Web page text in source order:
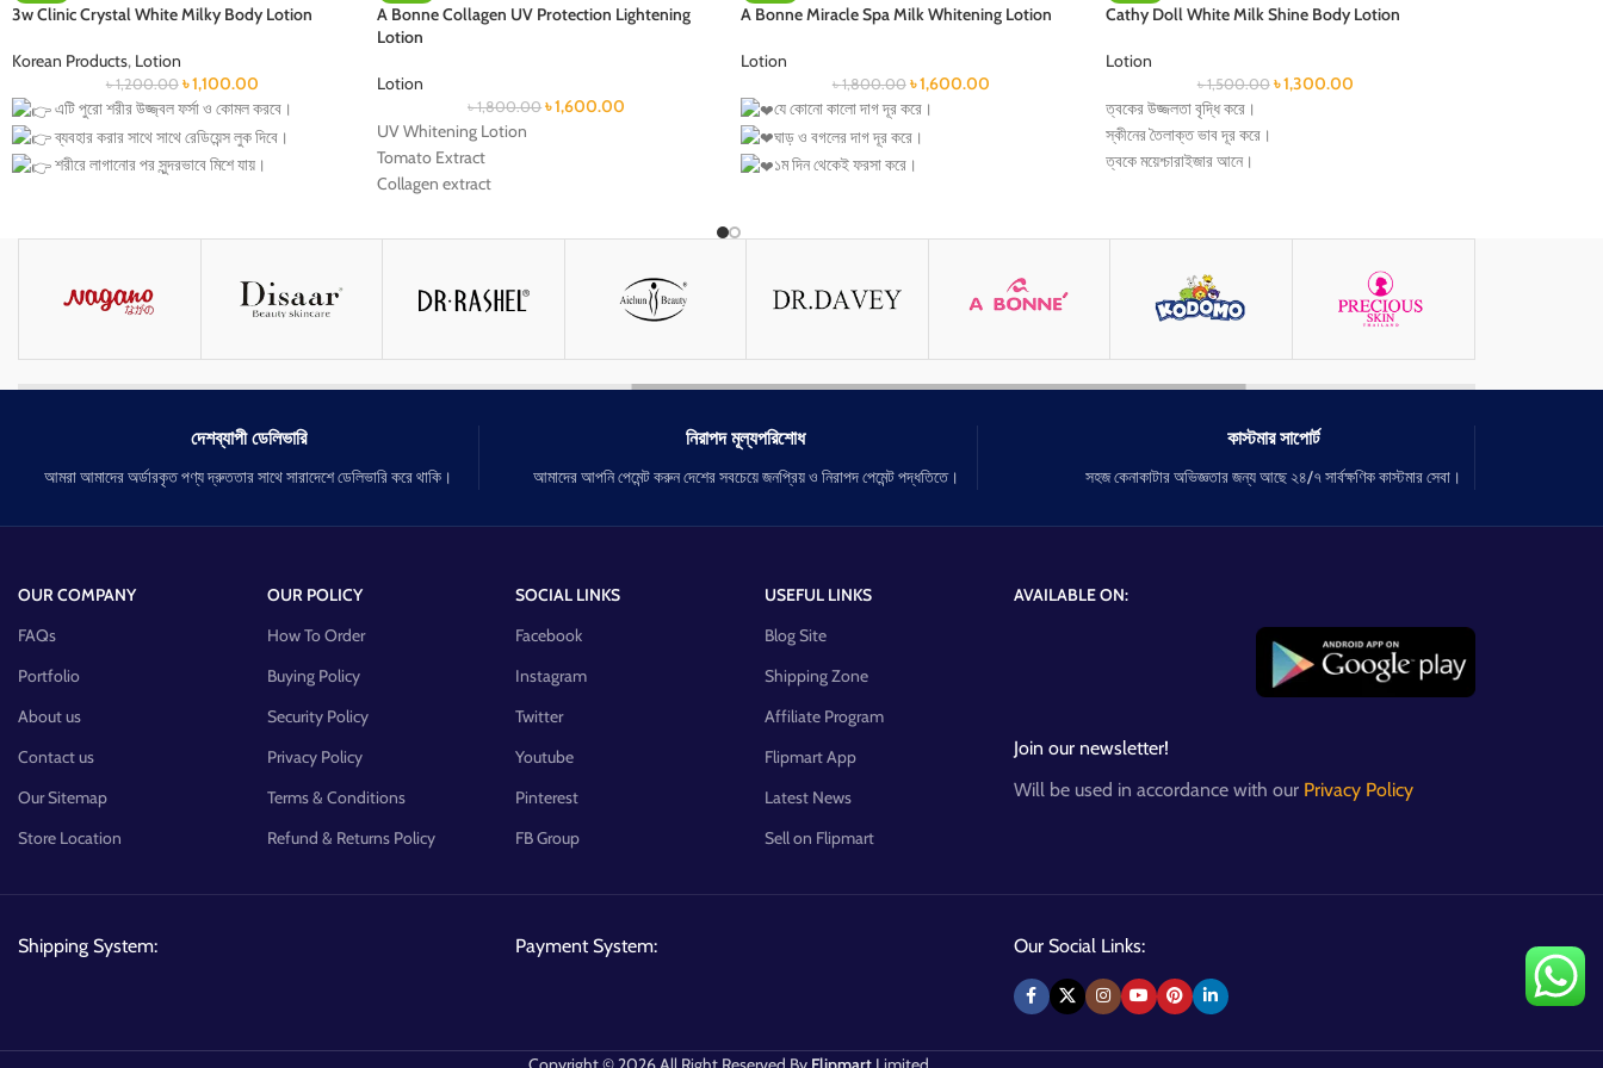
3w Clinic Crystal White Milky Body Lotion
Korean Products, Lotion
৳1,200.00 ৳1,100.00
এটি পুরো শরীর উজ্জ্বল ফর্সা ও কোমল করবে।
ব্যবহার করার সাথে সাথে রেডিয়েন্স লুক দিবে।
শরীরে লাগানোর পর সুন্দরভাবে মিশে যায়।
ত্বককে টানটান করবে।
ত্বককে মোটা করবে।
A Bonne Collagen UV Protection Lightening
Lotion
Lotion
৳1,800.00 ৳1,600.00
UV Whitening Lotion
Tomato Extract
Collagen extract
3x Whitening Firming Skin
Tomato Extract
A Bonne Miracle Spa Milk Whitening Lotion
Lotion
৳1,800.00 ৳1,600.00
যে কোনো কালো দাগ দূর করে।
ঘাড় ও বগলের দাগ দূর করে।
১ম দিন থেকেই ফরসা করে।
ছেলে-মেয়ে উভয়ে ব্যবহার করতে পারবে।
Cathy Doll White Milk Shine Body Lotion
Lotion
৳1,500.00 ৳1,300.00
ত্বকের উজ্জলতা বৃদ্ধি করে।
স্কীনের তৈলাক্ত ভাব দূর করে।
ত্বকে ময়েশ্চারাইজার আনে।
ত্বক হয় আরো উজ্জ্বল আরো কোমল।
মুখমণ্ডল সহ সারা শরীরে ব্যবহার করা যায়।
নিয়মিত ব্যবহারে পাবেন ফর্সা, কোমল, উজ্জ্বল ও লাবণ্যময়ী ত্বক।
দেশব্যাপী ডেলিভারি
আমরা আমাদের অর্ডারকৃত পণ্য দ্রুততার সাথে সারাদেশে ডেলিভারি করে থাকি।
নিরাপদ মূল্যপরিশোধ
আমাদের আপনি পেমেন্ট করুন দেশের সবচেয়ে জনপ্রিয় ও নিরাপদ পেমেন্ট পদ্ধতিতে।
কাস্টমার সাপোর্ট
সহজ কেনাকাটার অভিজ্ঞতার জন্য আছে ২৪/৭ সার্বক্ষণিক কাস্টমার সেবা।
OUR COMPANY
FAQs
Portfolio
About us
Contact us
Our Sitemap
Store Location
OUR POLICY
How To Order
Buying Policy
Security Policy
Privacy Policy
Terms & Conditions
Refund & Returns Policy
SOCIAL LINKS
Facebook
Instagram
Twitter
Youtube
Pinterest
FB Group
USEFUL LINKS
Blog Site
Shipping Zone
Affiliate Program
Flipmart App
Latest News
Sell on Flipmart
AVAILABLE ON:
Join our newsletter!
Will be used in accordance with our Privacy Policy
Shipping System: Payment System: Our Social Links: